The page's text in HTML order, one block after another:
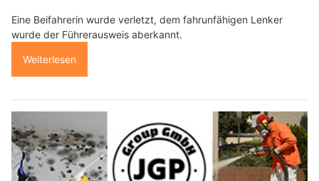
Eine Beifahrerin wurde verletzt, dem fahrunfähigen Lenker
wurde der Führerausweis aberkannt.
Weiterlesen